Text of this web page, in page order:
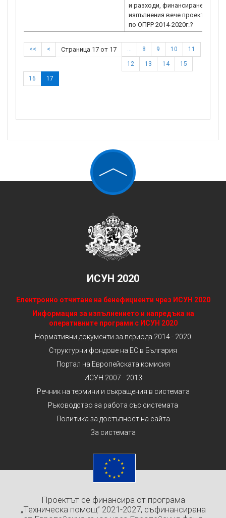
и разходи, финансиране по
изпълнения вече проект
<< < Страница 17 от 17 … 8 9 10 11
12 13 14 15
16 17
ИСУН 2020
Електронно отчитане на бенефициенти чрез ИСУН 2020
Информация за изпълнението и напредъка на
оперативните програми с ИСУН 2020
Нормативни документи за периода 2014 - 2020
Структурни фондове на ЕС в България
Портал на Европейската комисия
ИСУН 2007 - 2013
Речник на термини и съкращения в системата
Ръководство за работа със системата
Политика за достъпност на сайта
За системата
Проектът се финансира от програма
„Техническа помощ” 2021-2027, съфинансирана